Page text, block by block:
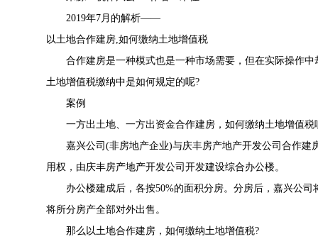
2019年7月的解析——
以土地合作建房,如何缴纳土地增值税
合作建房是一种模式也是一种市场需要，但在实际操作中
土地增值税缴纳中是如何规定的呢?
案例
一方出土地、一方出资金合作建房，如何缴纳土地增值税
嘉兴公司(非房地产企业)与庆丰房产地产开发公司合作建
用权，由庆丰房产地产开发公司开发建设综合办公楼。
办公楼建成后，各按50%的面积分房。分房后，嘉兴公司
将所分房产全部对外出售。
那么以土地合作建房，如何缴纳土地增值税?